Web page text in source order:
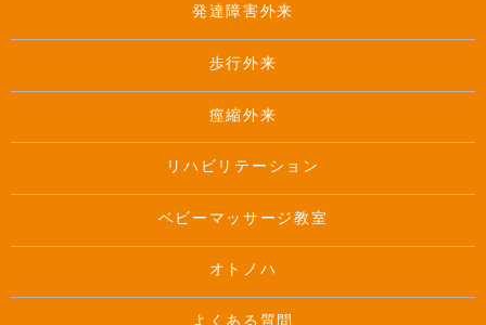
発達障害外来
歩行外来
痙縮外来
リハビリテーション
ベビーマッサージ教室
オトノハ
よくある質問